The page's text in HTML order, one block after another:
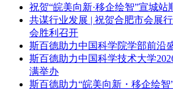
祝贺“皖美向新·移企绘智”宣城站
共谋行业发展 | 祝贺合肥市会展
会胜利召开
斯百德助力中国科学院学部前沿
斯百德助力中国科学技术大学
满举办
斯百德助力“皖美向新・移企绘